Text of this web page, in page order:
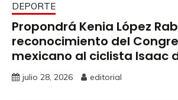
DEPORTE
Propondrá Kenia López
reconocimiento del
mexicano al ciclista Isaac
julio 28, 2026 editorial